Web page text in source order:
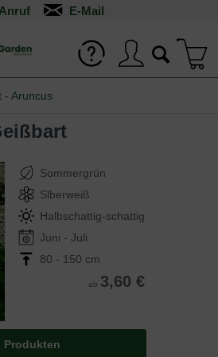
Anruf
- Aruncus
Sommergrün
Slberweiß
Halbschattig-schattig
Juni - Juli
80 - 150 cm
ab 3,60 €
Produkten